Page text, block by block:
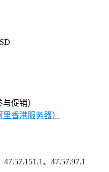
促销）
香港服务器）
、47.57.97.1